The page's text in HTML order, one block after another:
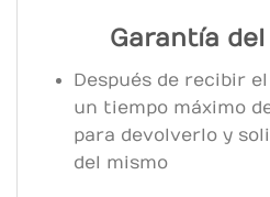
Garantía
Después de recibir
un tiempo máximo
para devolverlo y
del mismo